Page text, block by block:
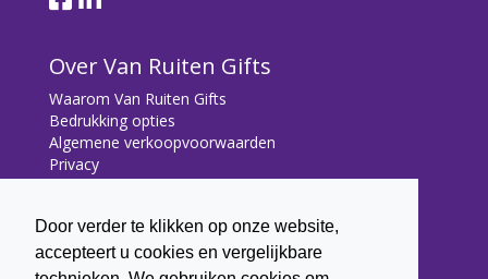
Door verder te klikken op onze website,
accepteert u cookies en vergelijkbare
Over Van Ruiten Gifts
Waarom Van Ruiten Gifts
Bedrukking opties
Algemene verkoopvoorwaarden
Privacy
Contact
Contact
Bryonialaan 5